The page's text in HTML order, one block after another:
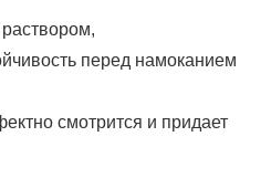
перед намоканием
смотрится и придает